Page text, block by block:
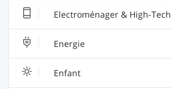
Electroménager & High-Tech
Energie
Enfant